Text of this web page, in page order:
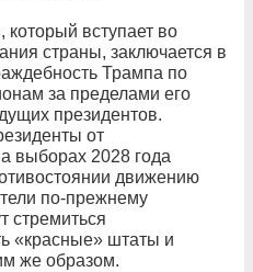
вступает во
страны, заключается в
Трампа по
за пределами его
президентов.
от
выборах 2028 года
движению
по-прежнему
стремиться
«красные» штаты и
же образом.